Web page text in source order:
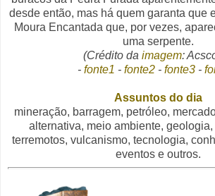
desde então, mas há quem garanta que
Moura Encantada que, por vezes,
uma serpente.
(Crédito da imagem:
- fonte1 - fonte2- fonte3-
Assuntos do dia
mineração, barragem, petróleo,
alternativa, meio ambiente,
terremotos, vulcanismo, tecnologia,
eventos e outros.